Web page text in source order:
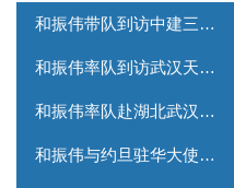
和振伟带队到访中建三局数字工程有限公司
和振伟率队到访武汉天源集团
和振伟率队赴湖北武汉调研
和振伟与约旦驻华大使会谈